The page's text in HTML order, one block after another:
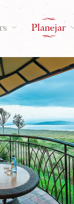
Planejar